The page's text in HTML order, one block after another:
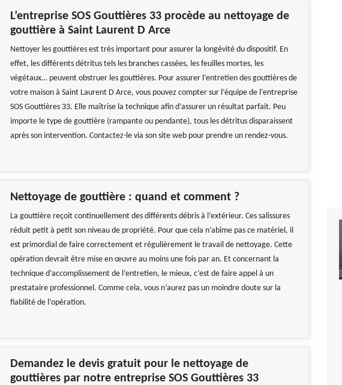
L’entreprise SOS Gouttières 33 procède au nettoyage de
gouttière à Saint Laurent D Arce
Nettoyer les gouttières est très important pour assurer la longévité du dispositif. En
effet, les différents détritus tels les branches cassées, les feuilles mortes, les
végétaux… peuvent obstruer les gouttières. Pour assurer l’entretien des gouttières de
votre maison à Saint Laurent D Arce, vous pouvez compter sur l’équipe de l’entreprise
SOS Gouttières 33. Elle maîtrise la technique afin d’assurer un résultat parfait. Peu
importe le type de gouttière (rampante ou pendante), tous les détritus disparaissent
après son intervention. Contactez-le via son site web pour prendre un rendez-vous.
Nettoyage de gouttière : quand et comment ?
La gouttière reçoit continuellement des différents débris à l’extérieur. Ces salissures
réduit petit à petit son niveau de propriété. Pour que cela n’abîme pas ce matériel, il
est primordial de faire correctement et régulièrement le travail de nettoyage. Cette
opération devrait être mise en œuvre au moins une fois par an. Et concernant la
technique d’accomplissement de l’entretien, le mieux, c’est de faire appel à un
prestataire professionnel. Comme cela, vous n’aurez pas un moindre doute sur la
fiabilité de l’opération.
Demandez le devis gratuit pour le nettoyage de
gouttières par notre entreprise SOS Gouttières 33